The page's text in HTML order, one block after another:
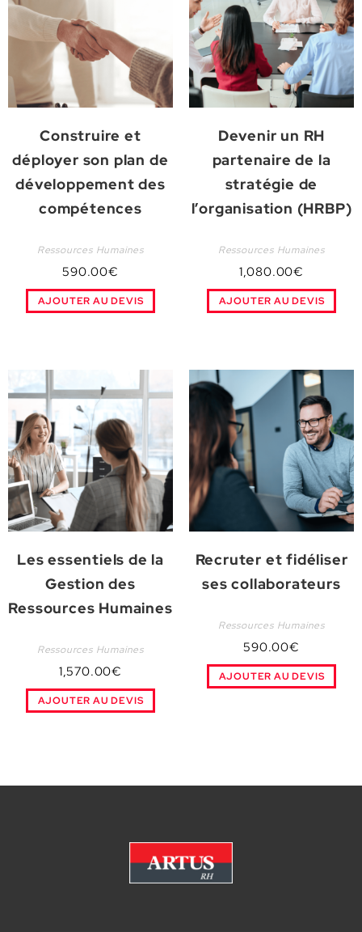
Construire et
déployer son plan de
développement des
compétences
Ressources Humaines
590.00€
AJOUTER AU DEVIS
Devenir un RH
partenaire de la
stratégie de
l’organisation (HRBP)
Ressources Humaines
1,080.00€
AJOUTER AU DEVIS
Les essentiels de la
Gestion des
Ressources Humaines
Ressources Humaines
1,570.00€
AJOUTER AU DEVIS
Recruter et fidéliser
ses collaborateurs
Ressources Humaines
590.00€
AJOUTER AU DEVIS